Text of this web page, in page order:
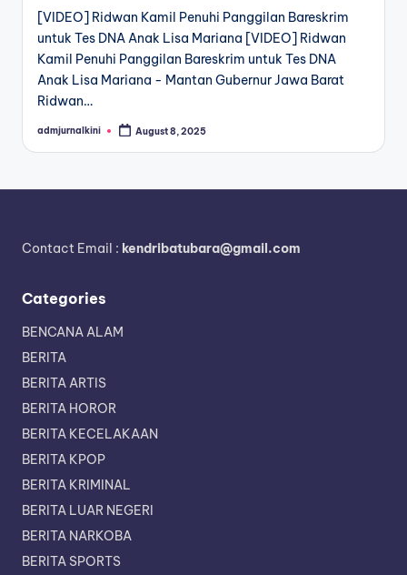
[VIDEO] Ridwan Kamil Penuhi Panggilan Bareskrim
untuk Tes DNA Anak Lisa Mariana [VIDEO] Ridwan
Kamil Penuhi Panggilan Bareskrim untuk Tes DNA
Anak Lisa Mariana - Mantan Gubernur Jawa Barat
Ridwan…
Posted
admjurnalkini August 8, 2025
Contact Email : kendribatubara@gmail.com
Categories
BENCANA ALAM
BERITA
BERITA ARTIS
BERITA HOROR
BERITA KECELAKAAN
BERITA KPOP
BERITA KRIMINAL
BERITA LUAR NEGERI
BERITA NARKOBA
BERITA SPORTS